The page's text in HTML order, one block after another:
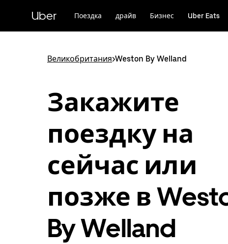
к
Uber Поездка драйв Бизнес Uber Eats
Великобритания>Weston By Welland
Закажите
поездку на
сейчас или
позже в
By Welland